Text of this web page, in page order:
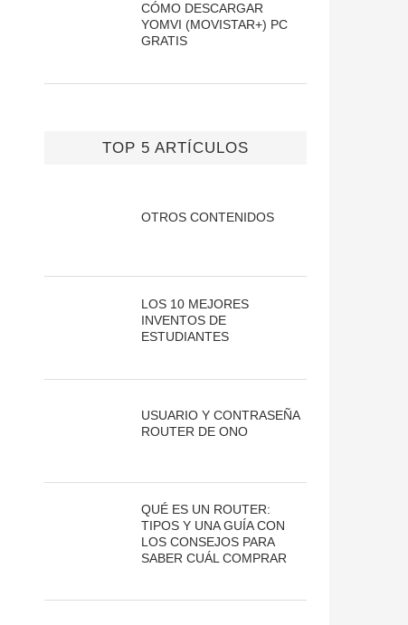
CÓMO DESCARGAR
YOMVI (MOVISTAR+) PC
GRATIS
TOP 5 ARTÍCULOS
OTROS CONTENIDOS
LOS 10 MEJORES
INVENTOS DE
ESTUDIANTES
USUARIO Y CONTRASEÑA
ROUTER DE ONO
QUÉ ES UN ROUTER:
TIPOS Y UNA GUÍA CON
LOS CONSEJOS PARA
SABER CUÁL COMPRAR